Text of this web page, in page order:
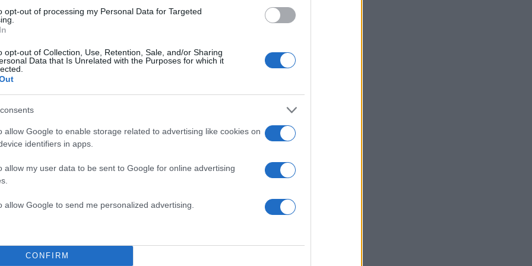
opt-out of processing my Personal Data for Targeted
opt-out of Collection, Use, Retention, Sale, and/or Sharing
Data that Is Unrelated with the Purposes for which it
allow Google to enable storage related to advertising like cookies on
identifiers in apps.
allow my user data to be sent to Google for online advertising
allow Google to send me personalized advertising.
CONFIRM
Σχολίασε εδώ
50 /50
2000 /2000
Αθλητικά
BASKETBALL CHAMPIONS LEAGUE